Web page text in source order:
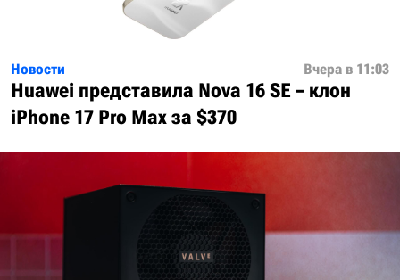
Новости Вчера в 11:03
Huawei представила Nova 16 SE – клон
iPhone 17 Pro Max за $370